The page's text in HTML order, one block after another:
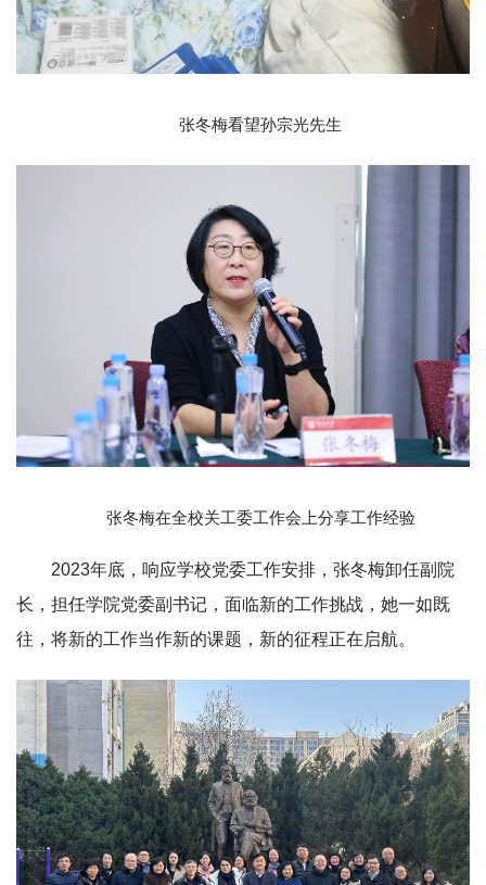
张冬梅看望孙宗光先生
张冬梅在全校关工委工作会上分享工作经验
2023年底，响应学校党委工作安排，张冬梅卸任副院
长，担任学院党委副书记，面临新的工作挑战，她一如既
往，将新的工作当作新的课题，新的征程正在启航。